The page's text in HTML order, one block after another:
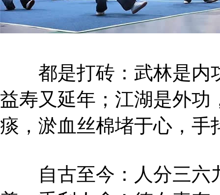
都是打砖：武林是内
益寿又延年；江湖是外功
痰，淤血丝棉堵于心，手
自古至今：人分三六